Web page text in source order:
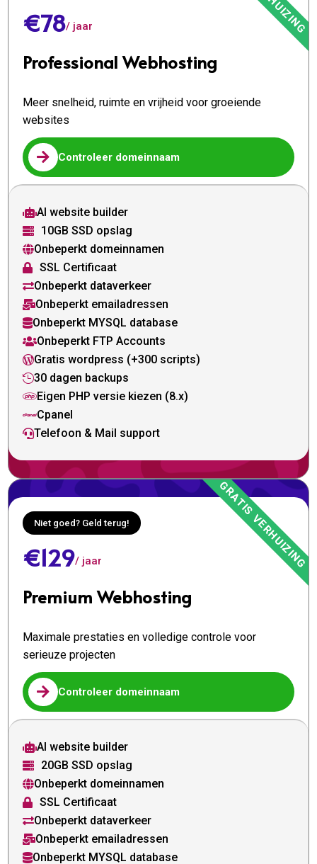
€78/ jaar
Professional Webhosting
Meer snelheid, ruimte en vrijheid voor groeiende
websites
 Controleer domeinnaam
AI website builder
 10GB SSD opslag
Onbeperkt domeinnamen
 SSL Certificaat
Onbeperkt dataverkeer
Onbeperkt emailadressen
Onbeperkt MYSQL database
Onbeperkt FTP Accounts
Gratis wordpress (+300 scripts)
30 dagen backups
Eigen PHP versie kiezen (8.x)
Cpanel
Telefoon & Mail support
Niet goed? Geld terug!
€129/ jaar
Premium Webhosting
Maximale prestaties en volledige controle voor
serieuze projecten
 Controleer domeinnaam
AI website builder
 20GB SSD opslag
Onbeperkt domeinnamen
 SSL Certificaat
Onbeperkt dataverkeer
Onbeperkt emailadressen
Onbeperkt MYSQL database